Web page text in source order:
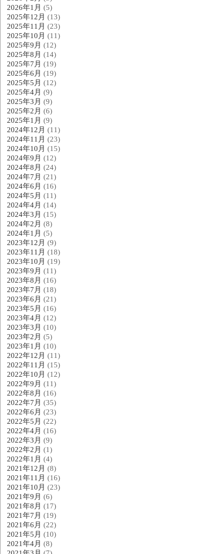
2026年1月 (5)
2025年12月 (13)
2025年11月 (23)
2025年10月 (11)
2025年9月 (12)
2025年8月 (14)
2025年7月 (19)
2025年6月 (19)
2025年5月 (12)
2025年4月 (9)
2025年3月 (9)
2025年2月 (6)
2025年1月 (9)
2024年12月 (11)
2024年11月 (23)
2024年10月 (15)
2024年9月 (12)
2024年8月 (24)
2024年7月 (21)
2024年6月 (16)
2024年5月 (11)
2024年4月 (14)
2024年3月 (15)
2024年2月 (8)
2024年1月 (5)
2023年12月 (9)
2023年11月 (18)
2023年10月 (19)
2023年9月 (11)
2023年8月 (16)
2023年7月 (18)
2023年6月 (21)
2023年5月 (16)
2023年4月 (12)
2023年3月 (10)
2023年2月 (5)
2023年1月 (10)
2022年12月 (11)
2022年11月 (15)
2022年10月 (12)
2022年9月 (11)
2022年8月 (16)
2022年7月 (35)
2022年6月 (23)
2022年5月 (22)
2022年4月 (16)
2022年3月 (9)
2022年2月 (1)
2022年1月 (4)
2021年12月 (8)
2021年11月 (16)
2021年10月 (23)
2021年9月 (6)
2021年8月 (17)
2021年7月 (19)
2021年6月 (22)
2021年5月 (10)
2021年4月 (8)